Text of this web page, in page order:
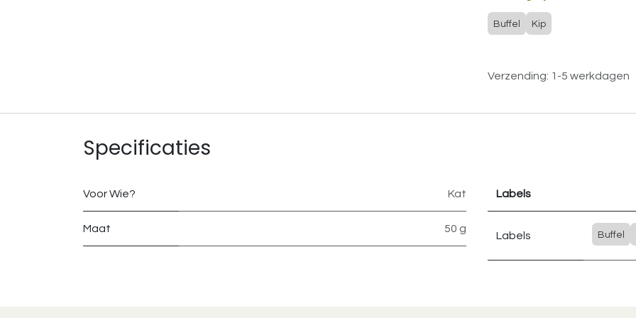
Buffel Kip
Verzending: 1-5 werkdagen
Specificaties
Voor Wie? Kat
Maat 50 g
Labels
Labels Buffel